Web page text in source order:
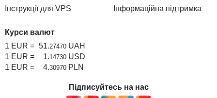
Інструкції для VPS
Інформаційна підтримка
Курси валют
1 EUR = 51.27470 UAH
1 EUR =
1.14730 USD
1 EUR =
4.30970 PLN
Підписуйтесь на нас